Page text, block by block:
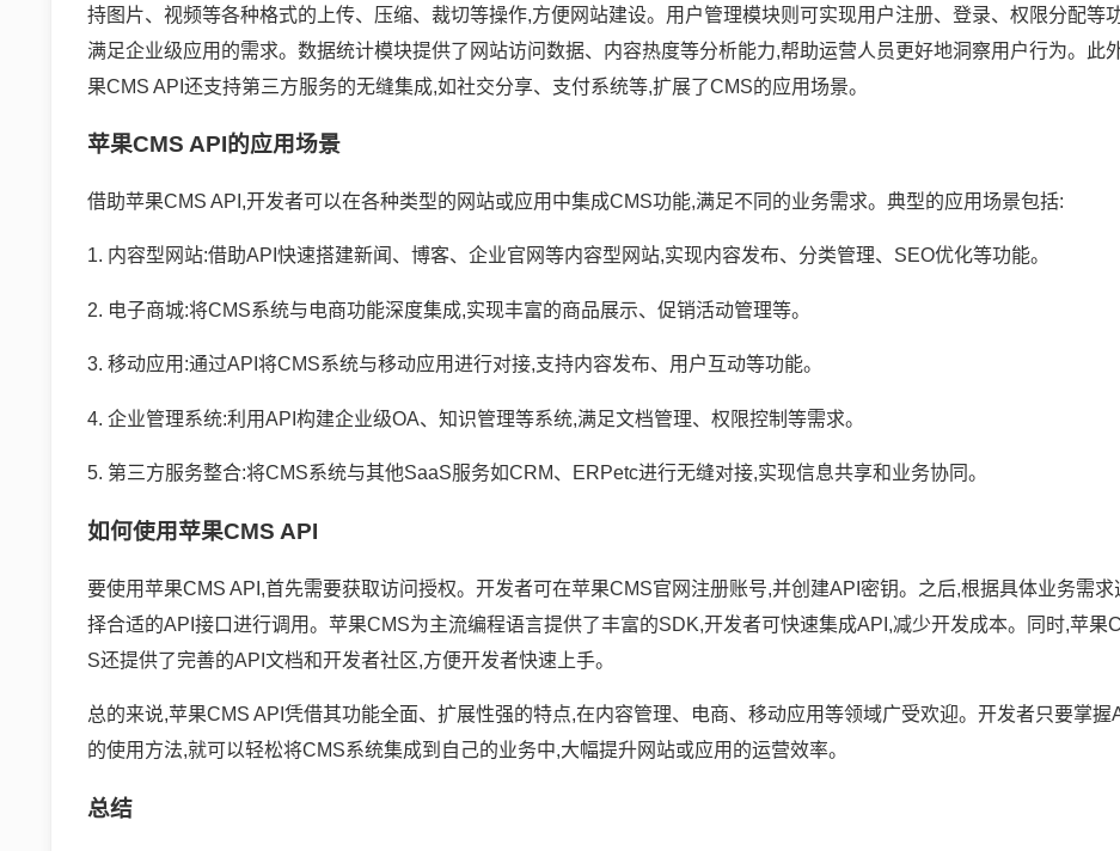
持图片、视频等各种格式的上传、压缩、裁切等操作,方便网站建设。用户管理模块则可实现用户注册、登录、权限分配等
满足企业级应用的需求。数据统计模块提供了网站访问数据、内容热度等分析能力,帮助运营人员更好地洞察用户行为。此
果CMS API还支持第三方服务的无缝集成,如社交分享、支付系统等,扩展了CMS的应用场景。
苹果CMS API的应用场景
借助苹果CMS API,开发者可以在各种类型的网站或应用中集成CMS功能,满足不同的业务需求。典型的应用场景包括:
1. 内容型网站:借助API快速搭建新闻、博客、企业官网等内容型网站,实现内容发布、分类管理、SEO优化等功能。
2. 电子商城:将CMS系统与电商功能深度集成,实现丰富的商品展示、促销活动管理等。
3. 移动应用:通过API将CMS系统与移动应用进行对接,支持内容发布、用户互动等功能。
4. 企业管理系统:利用API构建企业级OA、知识管理等系统,满足文档管理、权限控制等需求。
5. 第三方服务整合:将CMS系统与其他SaaS服务如CRM、ERPetc进行无缝对接,实现信息共享和业务协同。
如何使用苹果CMS API
要使用苹果CMS API,首先需要获取访问授权。开发者可在苹果CMS官网注册账号,并创建API密钥。之后,根据具体业务需求
择合适的API接口进行调用。苹果CMS为主流编程语言提供了丰富的SDK,开发者可快速集成API,减少开发成本。同时,苹果
S还提供了完善的API文档和开发者社区,方便开发者快速上手。
总的来说,苹果CMS API凭借其功能全面、扩展性强的特点,在内容管理、电商、移动应用等领域广受欢迎。开发者只要掌握
的使用方法,就可以轻松将CMS系统集成到自己的业务中,大幅提升网站或应用的运营效率。
总结